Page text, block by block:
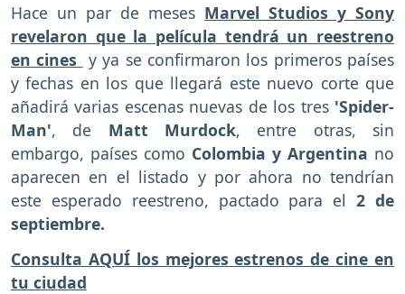
Hace un par de meses Marvel Studios y Sony
revelaron que la película tendrá un reestreno
en cines y ya se confirmaron los primeros países
y fechas en los que llegará este nuevo corte que
añadirá varias escenas nuevas de los tres'Spider-
Man', de Matt Murdock, entre otras, sin
embargo, países como Colombia y Argentina no
aparecen en el listado y por ahora no tendrían
este esperado reestreno, pactado para el2 de
septiembre.
Consulta AQUÍ los mejores estrenos de cine en
tu ciudad